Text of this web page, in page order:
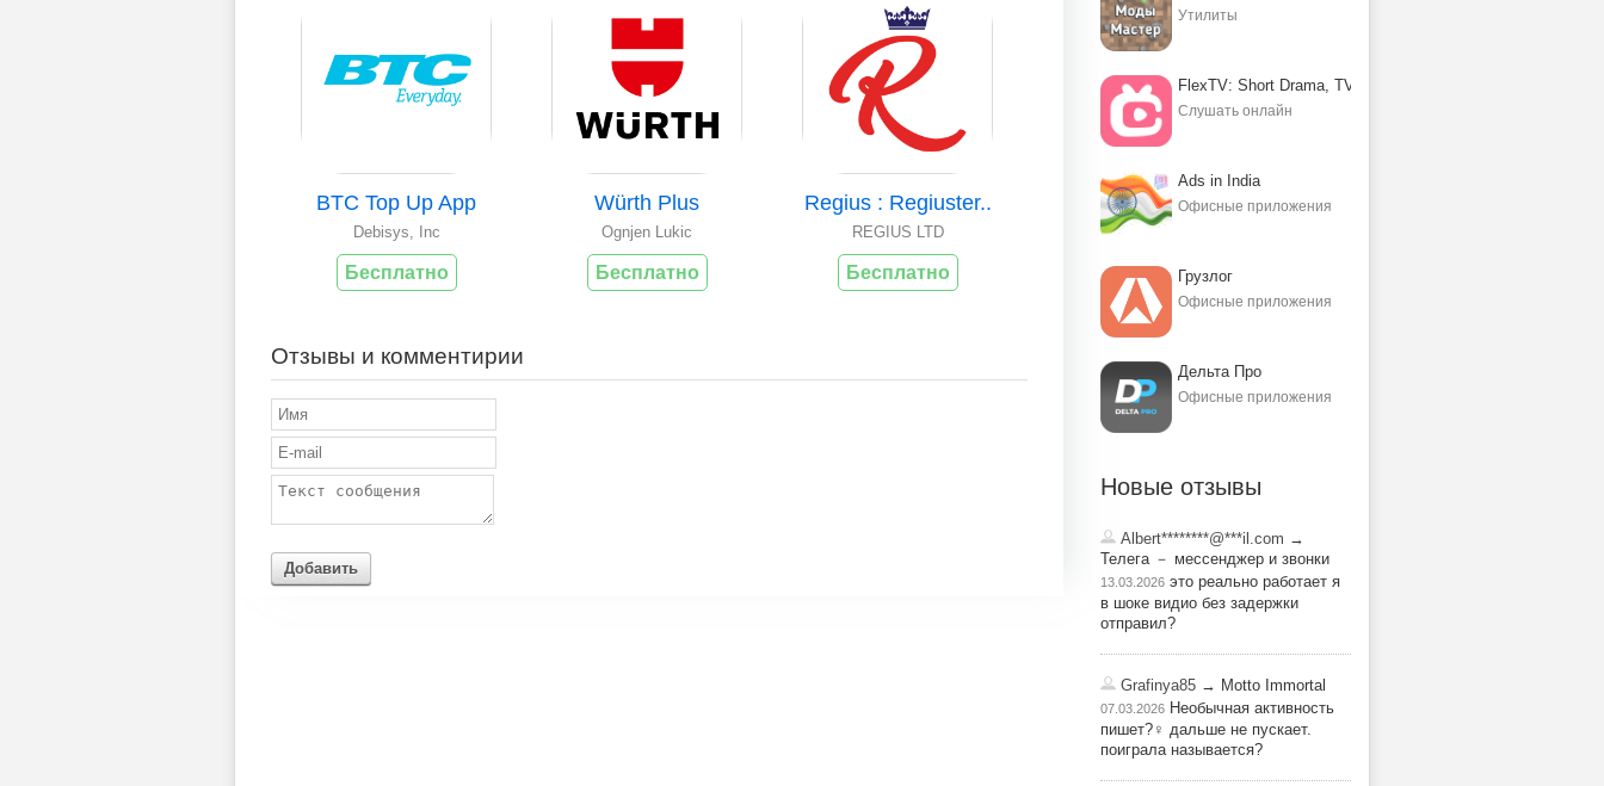
BTC Top Up App
Debisys, Inc
Бесплатно
Würth Plus
Ognjen Lukic
Бесплатно
Regius : Regiuster..
REGIUS LTD
Бесплатно
Отзывы и комментирии
Добавить
Утилиты
FlexTV: Short Drama, TV, Reels
Слушать онлайн
Ads in India
Офисные приложения
Грузлог
Офисные приложения
Дельта Про
Офисные приложения
Новые отзывы
Albert********@***il.com →
Телега － мессенджер и звонки
13.03.2026 это реально работает я
в шоке видио без задержки
отправил?
Grafinya85 → Motto Immortal
07.03.2026 Необычная активность
пишет?‍♀️ дальше не пускает.
поиграла называется?